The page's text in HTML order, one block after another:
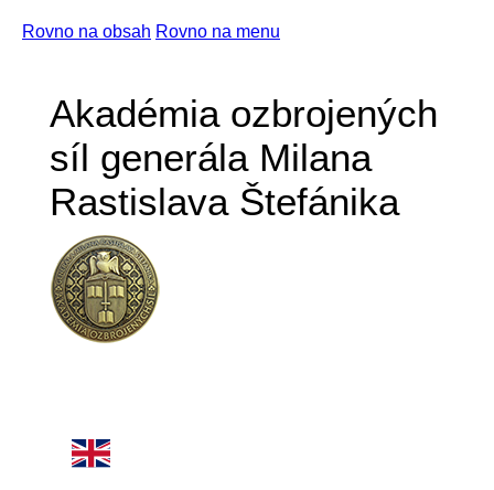
Rovno na obsah Rovno na menu
Akadémia ozbrojených
síl generála Milana
Rastislava Štefánika